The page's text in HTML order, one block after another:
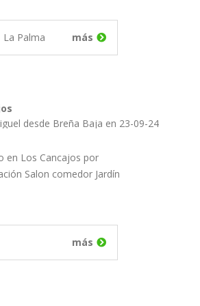
La Palma más
desde Breña Baja en 23-09-24
en Los Cancajos por
Salon comedor Jardín
más